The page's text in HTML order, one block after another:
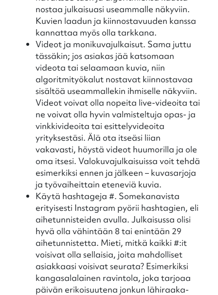
nostaa julkaisuasi useammalle näkyviin.
Kuvien laadun ja kiinnostavuuden kanssa
kannattaa myös olla tarkkana.
Videot ja monikuvajulkaisut. Sama juttu
tässäkin; jos asiakas jää katsomaan
videota tai selaamaan kuvia, niin
algoritmityökalut nostavat kiinnostavaa
sisältöä useammallekin ihmiselle näkyviin.
Videot voivat olla nopeita live-videoita tai
ne voivat olla hyvin valmisteltuja opas- ja
vinkkivideoita tai esittelyvideoita
yrityksestäsi. Älä ota itseäsi liian
vakavasti, höystä videot huumorilla ja ole
oma itsesi. Valokuvajulkaisuissa voit tehdä
esimerkiksi ennen ja jälkeen – kuvasarjoja
ja työvaiheittain eteneviä kuvia.
Käytä hashtageja #. Somekanavista
erityisesti Instagram pyörii hashtagien, eli
aihetunnisteiden avulla. Julkaisussa olisi
hyvä olla vähintään 8 tai enintään 29
aihetunnistetta. Mieti, mitkä kaikki #:it
voisivat olla sellaisia, joita mahdolliset
asiakkaasi voisivat seurata? Esimerkiksi
kangasalalainen ravintola, joka tarjoaa
päivän erikoisuutena jonkun lähiraaka-